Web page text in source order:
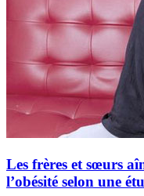
Les frères et sœurs
l’obésité selon une